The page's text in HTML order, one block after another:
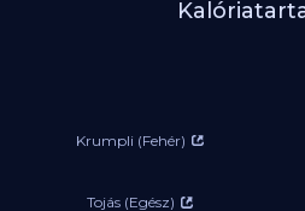
Krumpli (Fehér)
Tojás (Egész)